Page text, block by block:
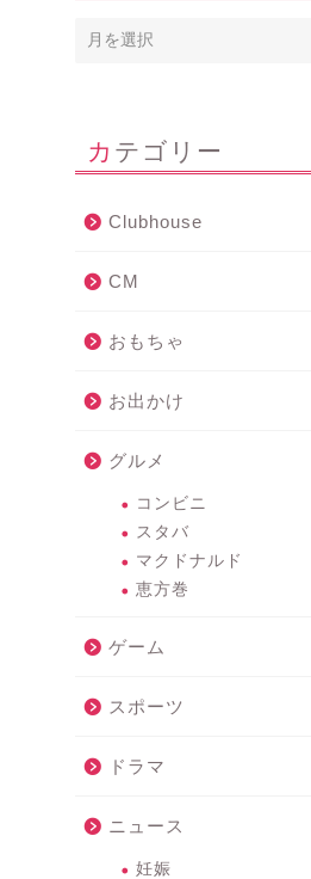
カテゴリー
Clubhouse
CM
おもちゃ
お出かけ
グルメ
コンビニ
スタバ
マクドナルド
恵方巻
ゲーム
スポーツ
ドラマ
ニュース
妊娠